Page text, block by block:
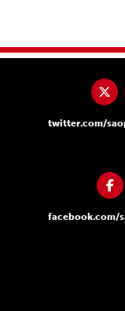
twitter.com/
facebook.com/